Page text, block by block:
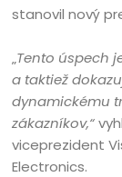
stanovil nový
„Tento úspech
a taktiež
dynamickému
zákazníkov,“
viceprezident
Electronics.